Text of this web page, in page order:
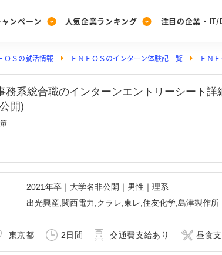
ンペーン
Post
投稿する
[27卒] 本選考体験
人気企業ランキング
Ranking
ランキングを見る
みんなのDX企業
Vote
注目の企業・IT/
PickUp
注目の企業特集
画で知ろう！業界・企業研究
ＯＳの就活情報 ＥＮＥＯＳのインターン体験記一覧 ＥＮ
務系総合職のインターンエントリーシート詳
開)
2021年卒｜大学名非公開｜男性｜理系
出光興産,関西電力,クラレ,東レ,住友化学,島津製作所
東京都 2日間 交通費支給あり 昼食